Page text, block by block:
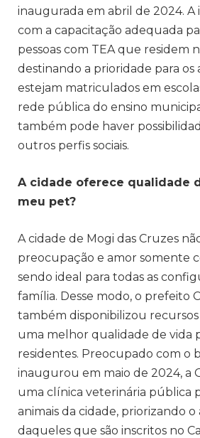
inaugurada em abril de 2024.
com a capacitação adequada
pessoas com TEA que residem
destinando a prioridade para os
estejam matriculados em
rede pública do ensino
também pode haver
outros perfis sociais.
A cidade oferece qualidade
meu pet?
A cidade de Mogi das Cruzes
preocupação e amor somente
sendo ideal para todas as
família. Desse modo, o prefeito
também disponibilizou
uma melhor qualidade de vida
residentes. Preocupado com o
inaugurou em maio de 2024, a
uma clínica veterinária pública
animais da cidade, priorizando
daqueles que são inscritos no